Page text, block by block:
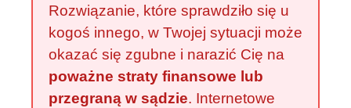
Rozwiązanie, które sprawdziło się u
kogoś innego, w Twojej sytuacji może
okazać się zgubne i narazić Cię na
poważne straty finansowe lub
przegraną w sądzie. Internetowe